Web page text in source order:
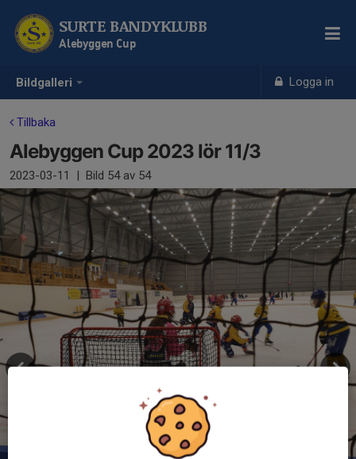
Bildgalleri Logga in
SURTE BANDYKLUBB
Alebyggen Cup
Tillbaka
Alebyggen Cup 2023 lör 11/3
2023-03-11 | Bild 54av 54